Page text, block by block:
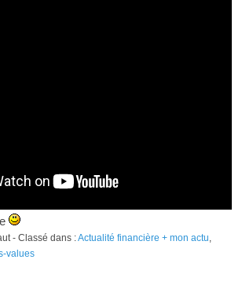
- Classé dans :Actualité financière + mon actu,
values